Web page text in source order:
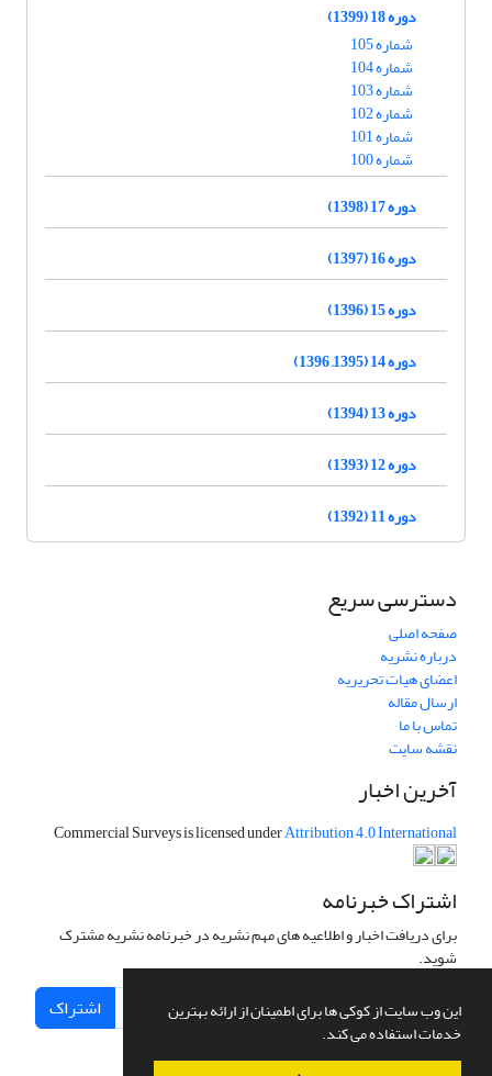
این وب سایت از کوکی ها برای اطمینان از ارائه بهترین
خدمات استفاده می کند.
دوره 18 (1399)
شماره 105
شماره 104
شماره 103
شماره 102
شماره 101
شماره 100
دوره 17 (1398)
دوره 16 (1397)
دوره 15 (1396)
دوره 14 (1395, 1396)
دوره 13 (1394)
دوره 12 (1393)
دوره 11 (1392)
دسترسی سریع
صفحه اصلی
درباره نشریه
اعضای هیات تحریریه
ارسال مقاله
تماس با ما
نقشه سایت
آخرین اخبار
Commercial Surveys is licensed underAttribution 4.0 International
اشتراک خبرنامه
برای دریافت اخبار و اطلاعیه های مهم نشریه در خبرنامه نشریه مشترک
شوید.
اشتراک